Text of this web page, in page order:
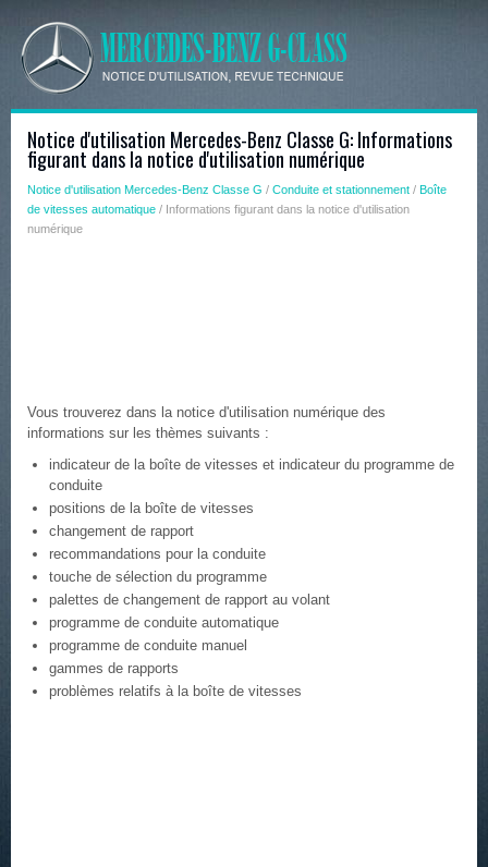
Notice d'utilisation Mercedes-Benz Classe G: Informations
figurant dans la notice d'utilisation numérique
Notice d'utilisation Mercedes-Benz Classe G / Conduite et stationnement / Boîte
de vitesses automatique / Informations figurant dans la notice d'utilisation
numérique
Vous trouverez dans la notice d'utilisation numérique des
informations sur les thèmes suivants :
indicateur de la boîte de vitesses et indicateur du programme de
conduite
positions de la boîte de vitesses
changement de rapport
recommandations pour la conduite
touche de sélection du programme
palettes de changement de rapport au volant
programme de conduite automatique
programme de conduite manuel
gammes de rapports
problèmes relatifs à la boîte de vitesses